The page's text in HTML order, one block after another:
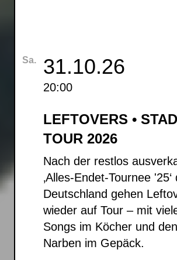
Sa. 31.10.26
20:00
LEFTOVERS •
TOUR 2026
Nach der restlos
‚Alles-Endet-Tournee '25‘
Deutschland gehen
wieder auf Tour – mit
Songs im Köcher und
Narben im Gepäck.